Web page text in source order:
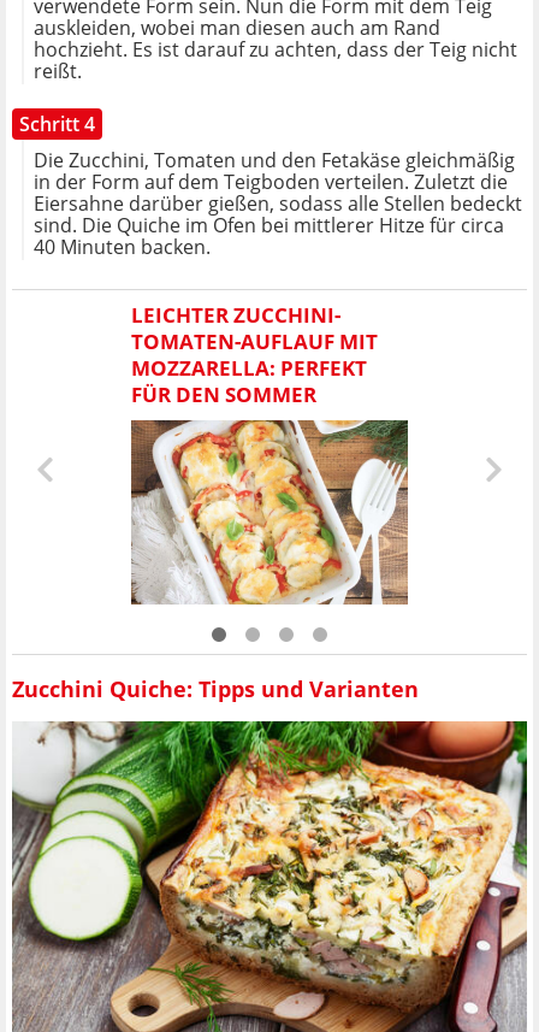
verwendete Form sein. Nun die Form mit dem Teig
auskleiden, wobei man diesen auch am Rand
hochzieht. Es ist darauf zu achten, dass der Teig nicht
reißt.
Schritt 4
Die Zucchini, Tomaten und den Fetakäse gleichmäßig
in der Form auf dem Teigboden verteilen. Zuletzt die
Eiersahne darüber gießen, sodass alle Stellen bedeckt
sind. Die Quiche im Ofen bei mittlerer Hitze für circa
40 Minuten backen.
LEICHTER ZUCCHINI-
TOMATEN-AUFLAUF MIT
MOZZARELLA: PERFEKT
FÜR DEN SOMMER
Zucchini Quiche: Tipps und Varianten